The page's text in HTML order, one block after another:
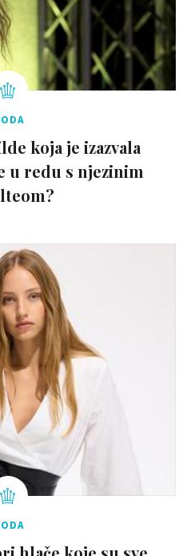
koja je izazvala
u redu s njezinim